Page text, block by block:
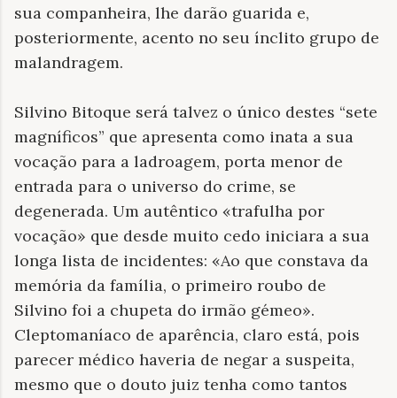
sua companheira, lhe darão guarida e,
posteriormente, acento no seu ínclito grupo de
malandragem.
Silvino Bitoque será talvez o único destes “sete
magníficos” que apresenta como inata a sua
vocação para a ladroagem, porta menor de
entrada para o universo do crime, se
degenerada. Um autêntico «trafulha por
vocação» que desde muito cedo iniciara a sua
longa lista de incidentes: «Ao que constava da
memória da família, o primeiro roubo de
Silvino foi a chupeta do irmão gémeo».
Cleptomaníaco de aparência, claro está, pois
parecer médico haveria de negar a suspeita,
mesmo que o douto juiz tenha como tantos